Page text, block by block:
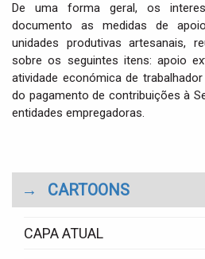
De uma forma geral, os
documento as medidas de
unidades produtivas artesanais,
sobre os seguintes itens: apoio
atividade económica de
do pagamento de contribuições à
entidades empregadoras.
→ CARTOONS
CAPA ATUAL